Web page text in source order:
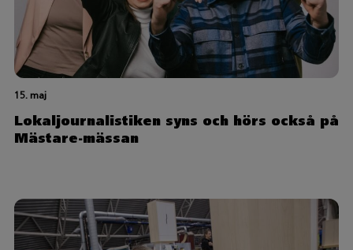
15. maj
Lokaljournalistiken syns och hörs också på
Mästare-mässan